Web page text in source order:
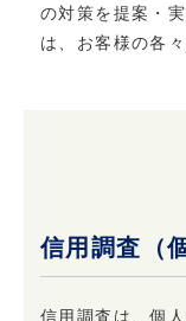
の対策を提案・
は、お客様の各
信用調査（
信用調査は、個